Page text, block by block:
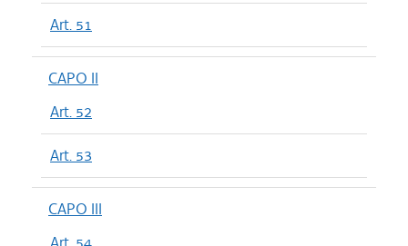
Art. 51
CAPO II
Art. 52
Art. 53
CAPO III